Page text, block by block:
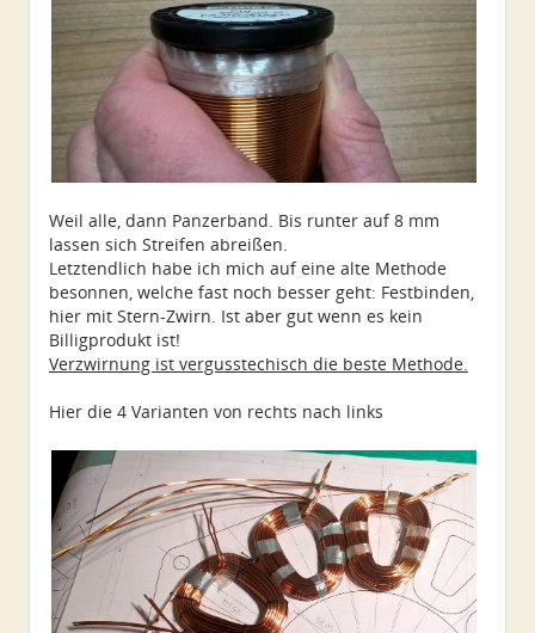
Weil alle, dann Panzerband. Bis runter auf 8 mm
lassen sich Streifen abreißen.
Letztendlich habe ich mich auf eine alte Methode
besonnen, welche fast noch besser geht: Festbinden,
hier mit Stern-Zwirn. Ist aber gut wenn es kein
Billigprodukt ist!
Verzwirnung ist vergusstechisch die beste Methode.
Hier die 4 Varianten von rechts nach links